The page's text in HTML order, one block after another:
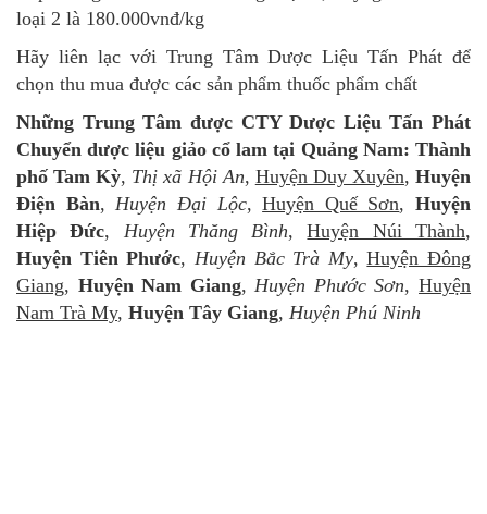
loại 2 là 180.000vnđ/kg
Hãy liên lạc với Trung Tâm Dược Liệu Tấn Phát để
chọn thu mua được các sản phẩm thuốc phẩm chất
Những Trung Tâm được CTY Dược Liệu Tấn Phát
Chuyển dược liệu giảo cổ lam tại Quảng Nam: Thành
phố Tam Kỳ, Thị xã Hội An, Huyện Duy Xuyên,Huyện
Điện Bàn,Huyện Đại Lộc,Huyện Quế Sơn, Huyện
Hiệp Đức, Huyện Thăng Bình,Huyện Núi Thành,
Huyện Tiên Phước, Huyện Bắc Trà My,Huyện Đông
Giang, Huyện Nam Giang,Huyện Phước Sơn,Huyện
Nam Trà My, Huyện Tây Giang, Huyện Phú Ninh